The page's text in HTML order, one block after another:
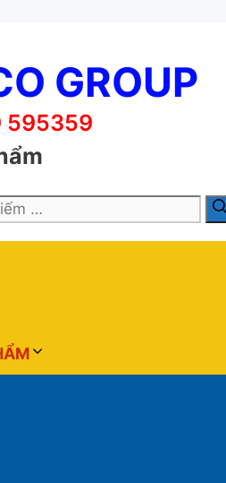
GROUP
595359